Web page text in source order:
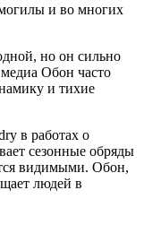
и во многих
но он сильно
Обон часто
и тихие
в работах о
сезонные обряды
видимыми. Обон,
людей в